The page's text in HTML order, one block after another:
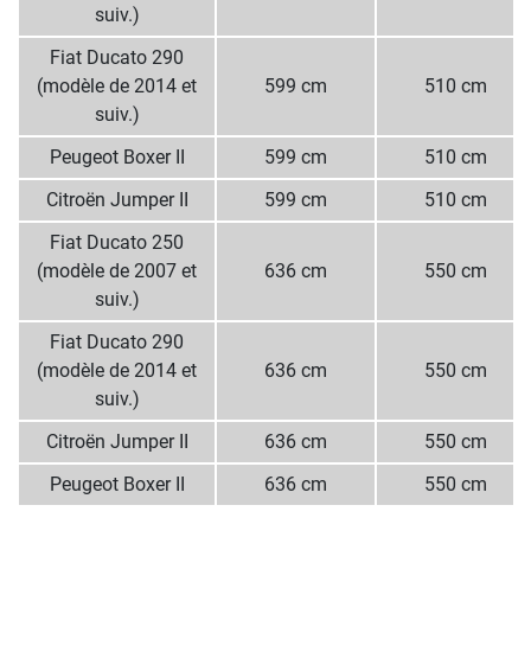
suiv.)
Fiat Ducato 290
(modèle de 2014 et
suiv.)
599 cm 510 cm
Peugeot Boxer II 599 cm
510 cm
Citroёn Jumper II
599 cm
510 cm
Fiat Ducato 250
(modèle de 2007 et
suiv.)
636 cm 550 cm
Fiat Ducato 290
(modèle de 2014 et
suiv.)
636 cm 550 cm
Citroёn Jumper II 636 cm
550 cm
Peugeot Boxer II
636 cm 550 cm